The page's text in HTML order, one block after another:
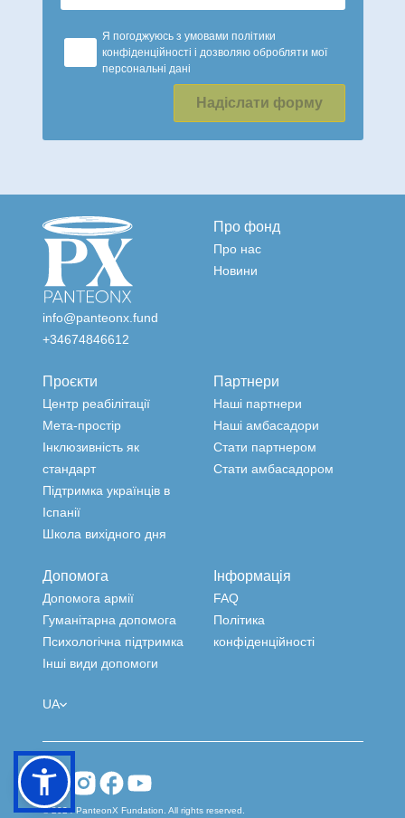
Я погоджуюсь з умовами політики
конфіденційності і дозволяю обробляти мої
персональні дані
Надіслати форму
info@panteonx.fund
+34674846612
Про фонд
Про нас
Новини
Проєкти
Центр реабілітації
Мета-простір
Інклюзивність як
стандарт
Підтримка українців в
Іспанії
Школа вихідного дня
Партнери
Наші партнери
Наші амбасадори
Стати партнером
Стати амбасадором
Допомога
Допомога армії
Гуманітарна допомога
Психологічна підтримка
Інші види допомоги
Інформація
FAQ
Політика
конфіденційності
UA
© 2024 PanteonX Fundation. All rights reserved.